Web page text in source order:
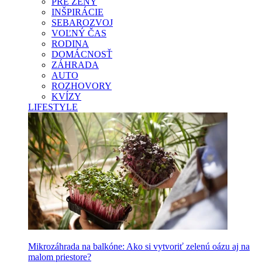
INŠPIRÁCIE
SEBAROZVOJ
VOĽNÝ ČAS
RODINA
DOMÁCNOSŤ
ZÁHRADA
AUTO
ROZHOVORY
KVÍZY
LIFESTYLE
Mikrozáhrada na balkóne: Ako si vytvoriť zelenú oázu aj na
malom priestore?